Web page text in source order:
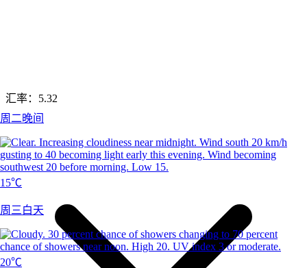
周二晚间
15℃
周三白天
20℃
汇率： 5.32